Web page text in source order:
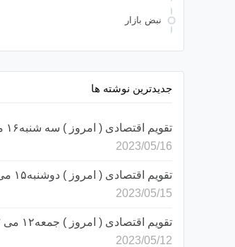
نبض بازار
جدیدترین نوشته ها
تقویم اقتصادی ( امروز ) سه شنبه۱۶ می ۲۰۲۳
2023/05/16
تقویم اقتصادی ( امروز ) دوشنبه۱۵ می ۲۰۲۳
2023/05/15
تقویم اقتصادی ( امروز ) جمعه۱۲ می ۲۰۲۳
2023/05/12